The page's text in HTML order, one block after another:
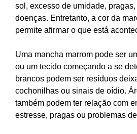
sol, excesso de umidade,
doenças. Entretanto, a cor da
permite afirmar o que está
Uma mancha marrom pode ser
ou um tecido começando a se
brancos podem ser resíduos
cochonilhas ou sinais de oídio.
também podem ter relação com
estresse, pragas ou problemas